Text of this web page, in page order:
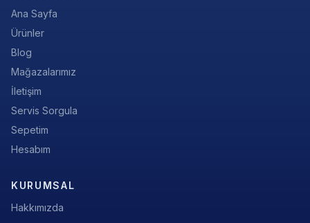
Ana Sayfa
Ürünler
Blog
Mağazalarımız
İletişim
Servis Sorgula
Sepetim
Hesabım
KURUMSAL
Hakkımızda